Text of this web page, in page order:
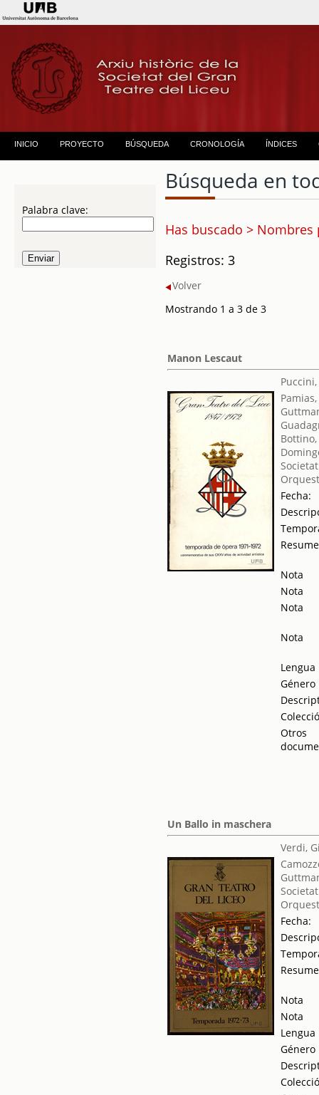
INICIO PROYECTO BÚSQUEDA CRONOLOGÍA ÍNDICES
Palabra clave:
Búsqueda en
Has buscado >
Registros: 3
Volver
Mostrando 1 a 3 de 3
Manon Lescaut
Fecha:
Nota
Nota
Nota
Nota
Lengua
Género
Otros
Un Ballo in maschera
Verdi,
Fecha:
Nota
Nota
Lengua
Género